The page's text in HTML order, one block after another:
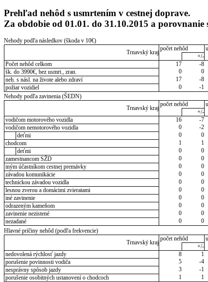
Prehľad nehôd s usmrtením v cestnej doprave.
Za obdobie od 01.01. do 31.10.2015 a
Nehody podľa následkov (škoda v 10€)
Trnavský kraj
počet nehôd
+/-
Počet nehôd celkom
17 -8
šk. do 3990€, bez usmrt., zran.
0 0
neh. s násl. na živote alebo zdraví
17 -8
požiar vozidiel
0 -1
Nehody podľa zavinenia (ŠEDN)
Trnavský kraj
počet nehôd
+/-
vodičom motorového vozidla
16 -7
vodičom nemotorového vozidla
0 -2
deťmi
0 0
chodcom
1 1
deťmi
0 0
zamestnancom SŽD
0 0
iným účastníkom cestnej premávky
0 0
závadou komunikácie
0 0
technickou závadou vozidla
0 0
lesnou zverou a domácimi zvieratami
0 0
iné zavinenie
0 0
odrazeným kameňom
0 0
zavinenie nezistené
0 0
nezadané
0 0
Hlavné príčiny nehôd (podľa frekvencie)
Trnavský kraj
počet nehôd
+/-
nedovolená rýchlosť jazdy
8 1
porušenie povinnosti vodiča
5 -4
nesprávny spôsob jazdy
3 -1
porušenie osobitných ustanovení o chodcoch
1 1